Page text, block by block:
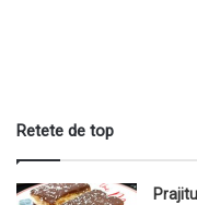
Retete de top